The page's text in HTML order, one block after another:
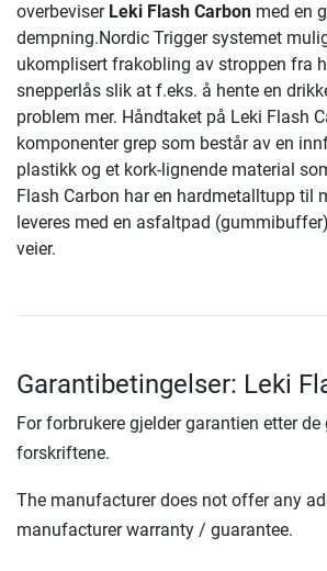
overbeviser Leki Flash Carbon med en
dempning.Nordic Trigger systemet
ukomplisert frakobling av stroppen fra
snepperlås slik at f.eks. å hente en
problem mer. Håndtaket på Leki Flash
komponenter grep som består av en
plastikk og et kork-lignende material
Flash Carbon har en hardmetalltupp til
leveres med en asfaltpad
veier.
Garantibetingelser: Leki
For forbrukere gjelder garantien etter de
forskriftene.
The manufacturer does not offer any
manufacturer warranty / guarantee.